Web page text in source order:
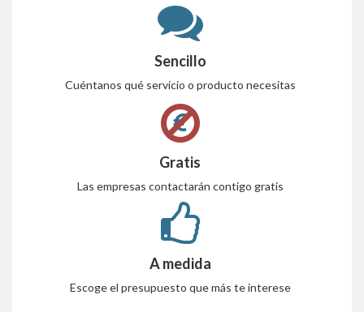
Sencillo
Cuéntanos qué servicio o producto necesitas
Gratis
Las empresas contactarán contigo gratis
A medida
Escoge el presupuesto que más te interese